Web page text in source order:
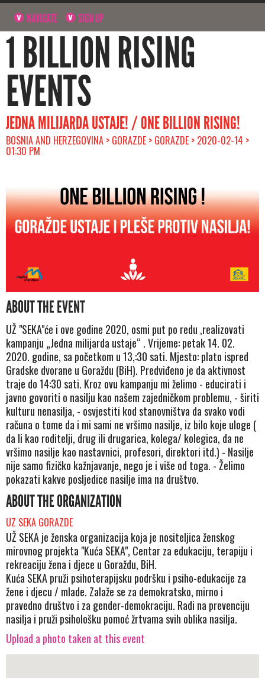
NAVIGATE SIGN UP
1 BILLION RISING
EVENTS
JEDNA MILIJARDA USTAJE! / ONE BILLION RISING!
BOSNIA AND HERZEGOVINA > GORAZDE > GORAZDE > 2020-02-14 >
01:30 PM
ABOUT THE EVENT
UŽ "SEKA"će i ove godine 2020, osmi put po redu ,realizovati
kampanju „Jedna milijarda ustaje“ . Vrijeme: petak 14. 02.
2020. godine, sa početkom u 13,:30 sati. Mjesto: plato ispred
Gradske dvorane u Goraždu (BiH). Predviđeno je da aktivnost
traje do 14:30 sati. Kroz ovu kampanju mi želimo - educirati i
javno govoriti o nasilju kao našem zajedničkom problemu, - širiti
kulturu nenasilja, - osvjestiti kod stanovništva da svako vodi
računa o tome da i mi sami ne vršimo nasilje, iz bilo koje uloge (
da li kao roditelji, drug ili drugarica, kolega/ kolegica, da ne
vršimo nasilje kao nastavnici, profesori, direktori itd.) - Nasilje
nije samo fizičko kažnjavanje, nego je i više od toga. - Želimo
pokazati kakve posljedice nasilje ima na društvo.
ABOUT THE ORGANIZATION
UZ SEKA GORAZDE
UŽ SEKA je ženska organizacija koja je nositeljica ženskog
mirovnog projekta "Kuća SEKA", Centar za edukaciju, terapiju i
rekreaciju žena i djece u Goraždu, BiH.
Kuća SEKA pruži psihoterapijsku podršku i psiho-edukacije za
žene i djecu / mlade. Zalaže se za demokratsko, mirno i
pravedno društvo i za gender-demokraciju. Radi na prevenciju
nasilja i pruži psihološku pomoć žrtvama svih oblika nasilja.
Upload a photo taken at this event